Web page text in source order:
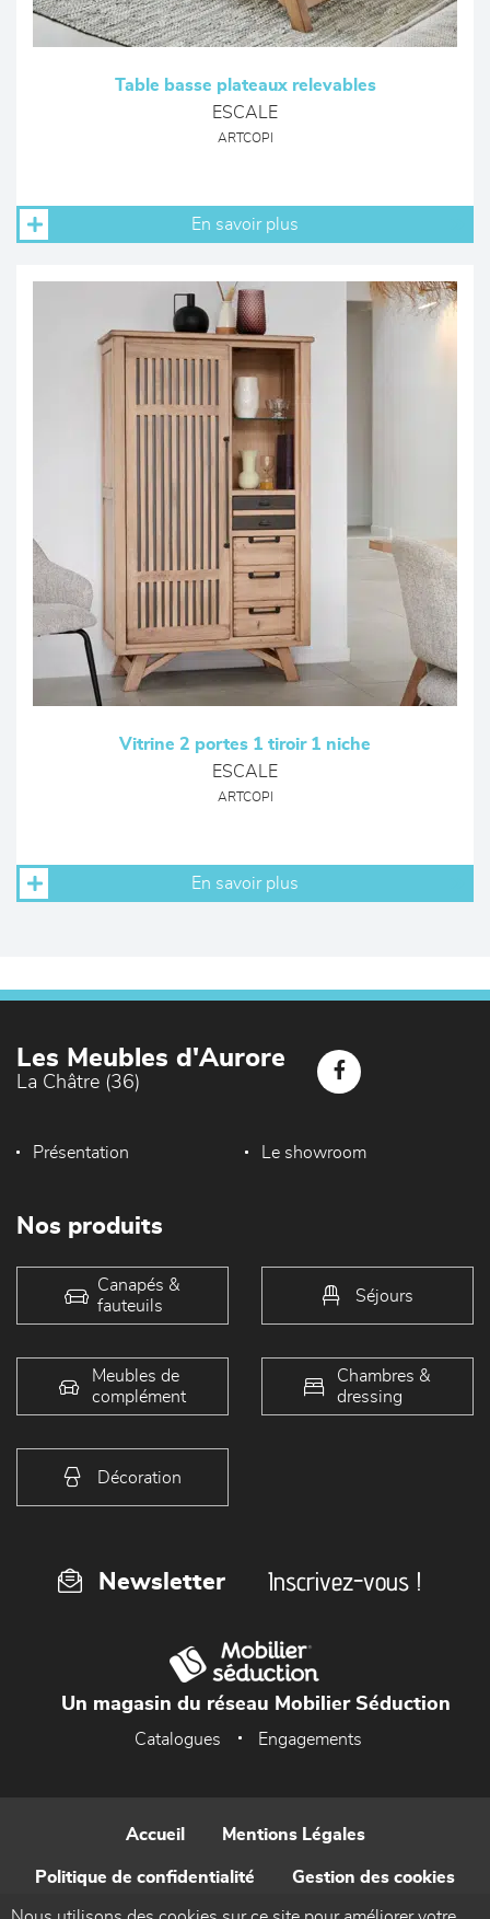
Table basse plateaux relevables
ESCALE
ARTCOPI
En savoir plus
Vitrine 2 portes 1 tiroir 1 niche
ESCALE
ARTCOPI
En savoir plus
Les Meubles d'Aurore
La Châtre (36)
Présentation Le showroom
Nos produits
Canapés &
fauteuils
Séjours
Meubles de
complément
Chambres &
dressing
Décoration
Newsletter Inscrivez-vous !
Un magasin du réseau Mobilier Séduction
Catalogues Engagements
Accueil Mentions Légales
Politique de confidentialité Gestion des cookies